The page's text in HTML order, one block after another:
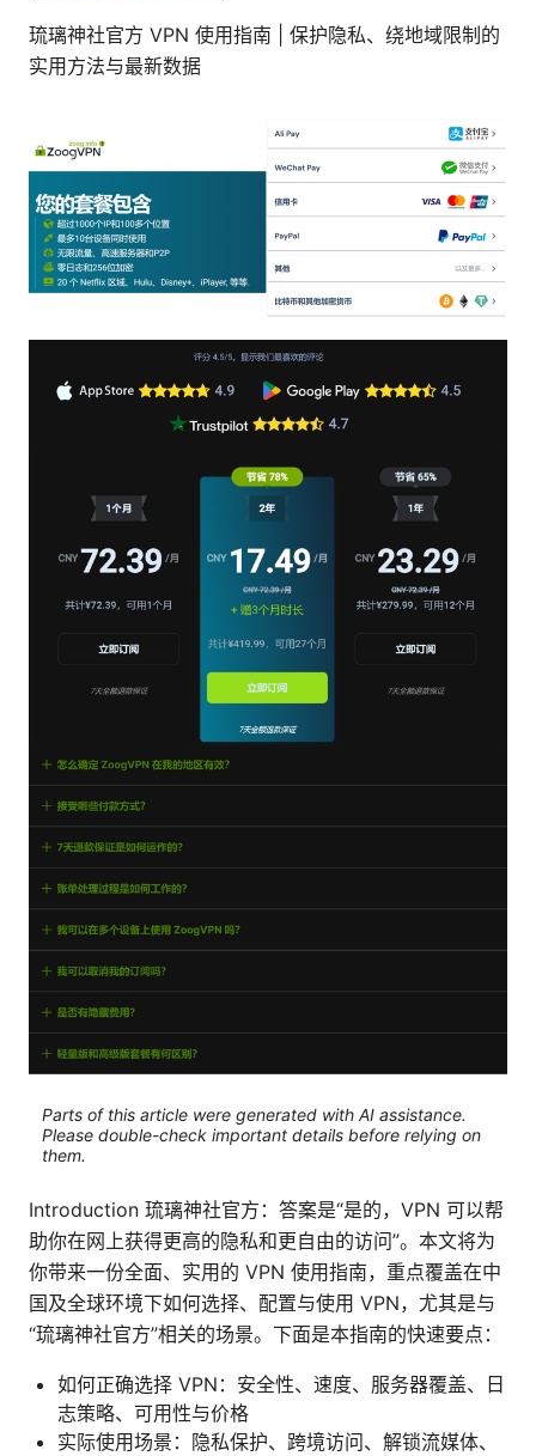
琉璃神社官方 VPN 使用指南 | 保护隐私、绕地域限制的
实用方法与最新数据
Parts of this article were generated with AI assistance.
Please double-check important details before relying on
them.
Introduction 琉璃神社官方：答案是“是的，VPN 可以帮
助你在网上获得更高的隐私和更自由的访问”。本文将为
你带来一份全面、实用的 VPN 使用指南，重点覆盖在中
国及全球环境下如何选择、配置与使用 VPN，尤其是与
“琉璃神社官方”相关的场景。下面是本指南的快速要点：
如何正确选择 VPN：安全性、速度、服务器覆盖、日
志策略、可用性与价格
实际使用场景：隐私保护、跨境访问、解锁流媒体、